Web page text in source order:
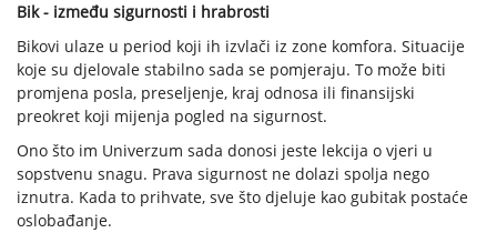
Bik - između sigurnosti i hrabrosti
Bikovi ulaze u period koji ih izvlači iz zone komfora. Situacije
koje su djelovale stabilno sada se pomjeraju. To može biti
promjena posla, preseljenje, kraj odnosa ili finansijski
preokret koji mijenja pogled na sigurnost.
Ono što im Univerzum sada donosi jeste lekcija o vjeri u
sopstvenu snagu. Prava sigurnost ne dolazi spolja nego
iznutra. Kada to prihvate, sve što djeluje kao gubitak postaće
oslobađanje.